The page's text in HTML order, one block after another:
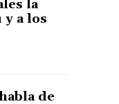
la
y a los
de